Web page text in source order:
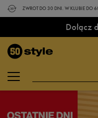
ZWROT DO 30 DNI. W KLUBIE DO
Dołącz